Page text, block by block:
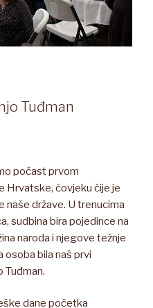
Tuđman
počast prvom
Hrvatske, čovjeku čije je
naše države. U trenucima
sudbina bira pojedince na
naroda i njegove težnje
bila naš prvi
Tuđman.
dane početka